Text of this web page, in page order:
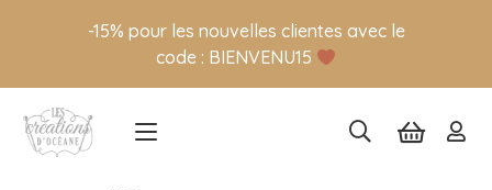
-15% pour les nouvelles clientes avec le
code : BIENVENU15